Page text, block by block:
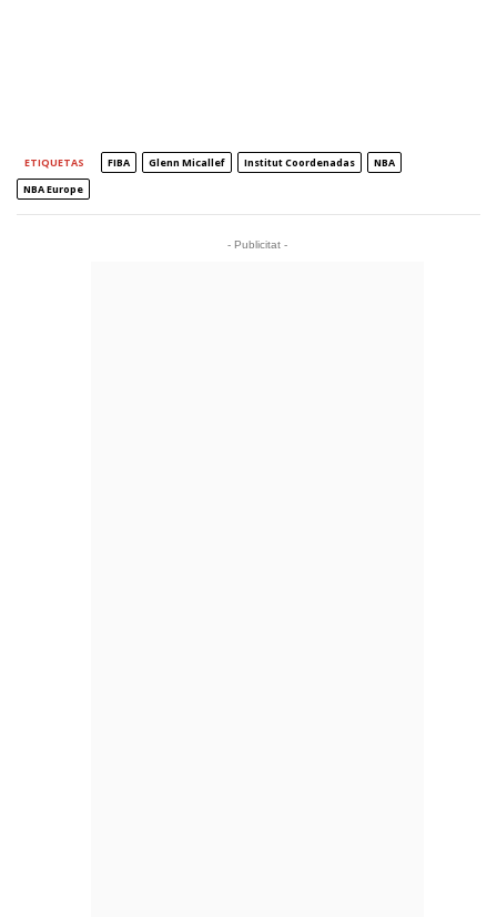
ETIQUETAS FIBA Glenn Micallef Institut Coordenadas
NBA
NBA Europe
- Publicitat -